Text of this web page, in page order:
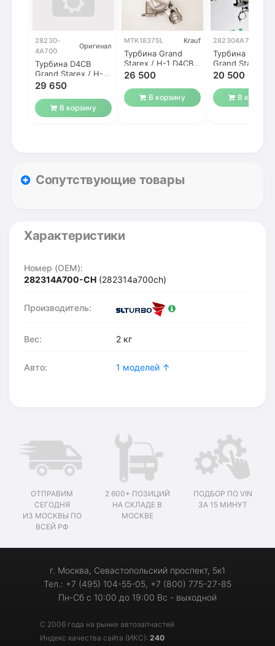
28230-
4A700
Оригинал
Турбина D4CB
Grand Starex / H-1
(Гранд Старекс)
29 650
В корзину
MTK1837SL Krauf
Турбина Grand
Starex / H-1 D4CB
2012- (Гранд
EURO
26 500
В корзину
282304A700
Турбина D4CB
Grand Starex,
2012- EURO 5
20 500
В корзину
Сопутствующие товары
Характеристики
Номер (OEM):
282314A700-CH (282314a700ch)
Производитель:
Вес: 2 кг
Авто: 1 моделей ↑
ОТПРАВИМ
СЕГОДНЯ
ИЗ МОСКВЫ ПО
ВСЕЙ РФ
2 600+ ПОЗИЦИЙ
НА СКЛАДЕ В
МОСКВЕ
ПОДБОР ПО VIN
ЗА 15 МИНУТ
г. Москва, Севастопольский проспект, 5к1
Тел.: +7 (495) 104-55-05, +7 (800) 775-27-85
Пн-Сб с 10:00 до 19:00 Вс - выходной
С 2006 года на рынке автозапчастей
Индекс качества сайта (ИКС): 240